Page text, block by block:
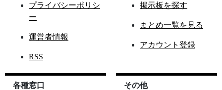
プライバシーポリシ
ー
運営者情報
RSS
掲示板を探す
まとめ一覧を見る
アカウント登録
各種窓口 その他